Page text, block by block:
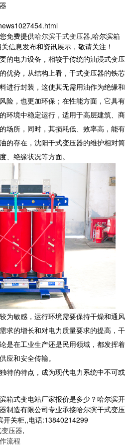
免费提供哈尔滨干式变压器,哈尔滨箱
信息发布和资讯展示，敬请关注！
的电力设备，相较于传统的油浸式变压
优势，从结构上看，干式变压器的铁芯
进行封装，这使其无需用油作为绝缘和
险，也更加环保；在性能方面，它具有
环境中稳定运行，适用于高层建筑、商
场所，同时，其损耗低、效率高，能有
的存在，沈阳干式变压器的维护相对简
、绝缘状况等方面。
为敏感，运行环境需要保持干燥和通风
求的增长和对电力质量要求的提高，干
是在工业生产还是民用领域，都发挥着
应和安全传输。
特的特点，成为现代电力系统中不可或
箱式变电站厂家报价是多少？哈尔滨开
制造有限公司专业承接哈尔滨干式变压
开关柜,,电话:13840214299
压器,
流程